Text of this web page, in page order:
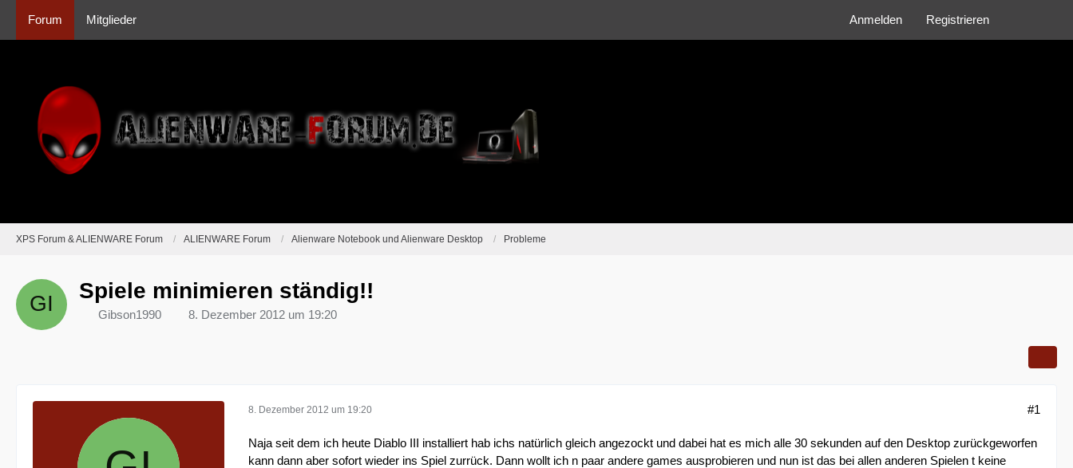
Forum Mitglieder Anmelden Registrieren
XPS Forum & ALIENWARE Forum ALIENWARE Forum Alienware Notebook und Alienware Desktop Probleme
Spiele minimieren ständig!!
Gibson1990 8. Dezember 2012 um 19:20
8. Dezember 2012 um 19:20 #1
Naja seit dem ich heute Diablo III installiert hab ichs natürlich gleich angezockt und dabei hat es mich alle 30 sekunden auf den Desktop zurückgeworfen
kann dann aber sofort wieder ins Spiel zurrück. Dann wollt ich n paar andere games ausprobieren und nun ist das bei allen anderen Spielen t keine